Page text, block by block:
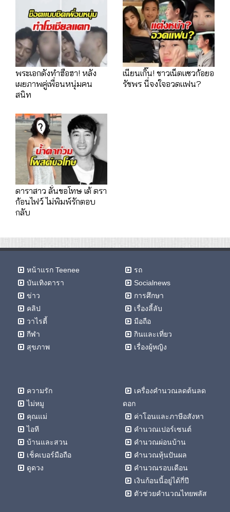
พระเอกดังทำฮือฮา! หลัง
เผยภาพคู่เพื่อนหนุ่มคน
สนิท
เนียนเกิ๊น! ชาวเน็ตแซวก้อยอ
รัชพร นี่จงใจอวดแฟน?
ดาราสาว ลั่นขอโทษ เต้ ดรา
ก้อนไฟว์ ไม่พิมพ์รักตอบ
กลับ
หน้าแรก Teenee
บันเทิงดารา
ข่าว
คลิป
วาไรตี้
กีฬา
สุขภาพ
รถ
Socialnews
การศึกษา
เรื่องลี้ลับ
มือถือ
กินและเที่ยว
เรื่องผู้หญิง
ความรัก
ไม่หมู
คุณแม่
ไอที
บ้านและสวน
เช็คเบอร์มือถือ
ดูดวง
เครื่องคำนวณลดต้นลด
ดอก
ค่าโอนและภาษีอสังหา
คำนวณเปอร์เซนต์
คำนวณผ่อนบ้าน
คำนวณหุ้นปันผล
คำนวณรอบเดือน
เงินก้อนนี้อยู่ได้กี่ปี
ตัวช่วยคำนวณไทยพลัส